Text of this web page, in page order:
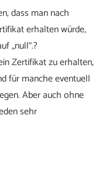
dass man nach
erhalten würde,
„null“.?
Zertifikat zu erhalten,
für manche eventuell
Aber auch ohne
sehr